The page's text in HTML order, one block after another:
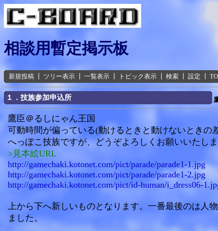
相談用暫定掲示板
新規投稿 ツリー表示 一覧表示 トピック表示 検索 設定
１．技族参加申込所
鷹臣＠るしにゃん王国
可動時間が偏っている(動けるときと動けないときの
へっぽこ技族ですが、どうぞよろしくお願いいたし
>見本絵URL
http://gamechaki.kotonet.com/pict/parade/parade1-1.jpg
http://gamechaki.kotonet.com/pict/parade/parade1-2.jpg
http://gamechaki.kotonet.com/pict/id-human/i_dress06-
上から下へ新しいものとなります。一番最後のは人
ました。